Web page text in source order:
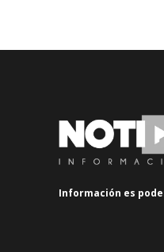
Información es